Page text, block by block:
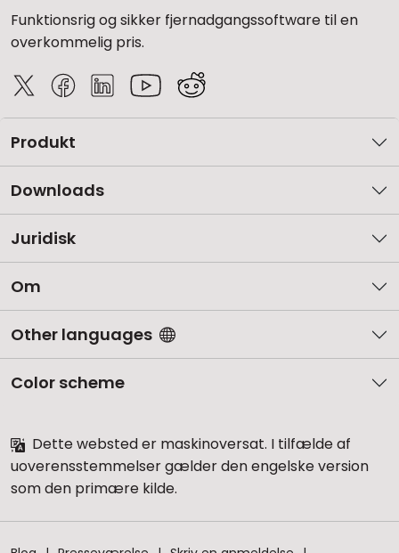
Funktionsrig og sikker fjernadgangssoftware til en
overkommelig pris.
Produkt
Downloads
Juridisk
Om
Other languages
Color scheme
Dette websted er maskinoversat. I tilfælde af
uoverensstemmelser gælder den engelske version
som den primære kilde.